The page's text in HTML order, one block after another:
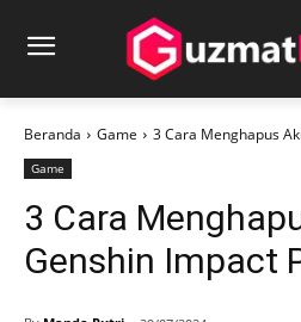
Beranda Game 3 Cara Menghapus
Game
3 Cara
Genshin Impact